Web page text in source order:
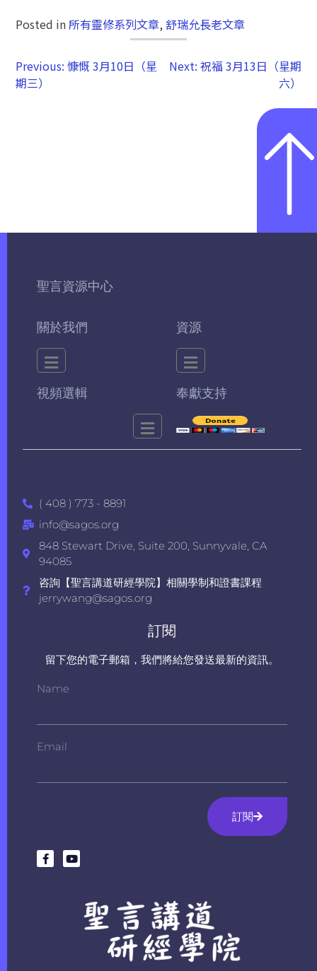
Posted in所有靈修系列文章,舒瑞允長老文章
Previous: 慷慨 3月10日（星
期三）
Next: 祝福 3月13日（星期
六）
聖言資源中心
關於我們 資源
視頻選輯 奉獻支持
( 408 ) 773 - 8891
info@sagos.org
848 Stewart Drive, Suite 200, Sunnyvale, CA
94085
咨詢【聖言講道研經學院】相關學制和證書課程
jerrywang@sagos.org
訂閱
留下您的電子郵箱，我們將給您發送最新的資訊。
Name
Email
訂閱